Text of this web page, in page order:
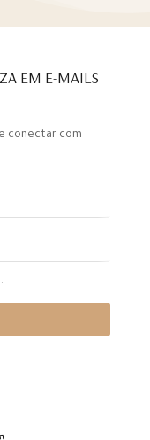
EM E-MAILS
conectar com